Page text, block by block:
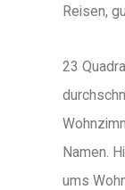
Reisen,
23
Namen.
ums